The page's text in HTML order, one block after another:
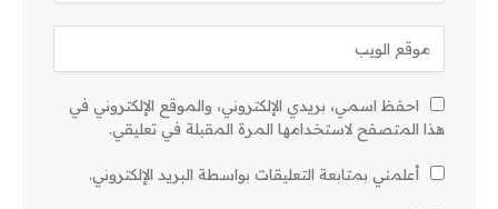
احفظ اسمي، بريدي الإلكتروني، والموقع الإلكتروني في
هذا المتصفح لاستخدامها المرة المقبلة في تعليقي.
أعلمني بمتابعة التعليقات بواسطة البريد الإلكتروني.